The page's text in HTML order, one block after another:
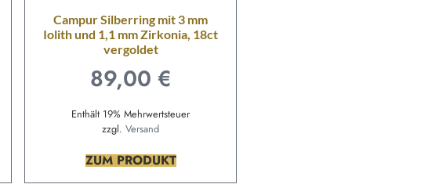
Campur Silberring mit 3 mm
Iolith und 1,1 mm Zirkonia, 18ct
vergoldet
89,00 €
Enthält 19% Mehrwertsteuer
zzgl.Versand
ZUM PRODUKT